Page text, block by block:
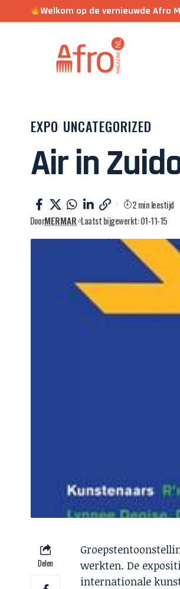
Welkom op de vernieuwde Afro
EXPO UNCATEGORIZED
Air in
DoorMERMAR Laatst bijgewerkt: 01-11-15
2 min leestijd
Delen
werkten. De
internationale